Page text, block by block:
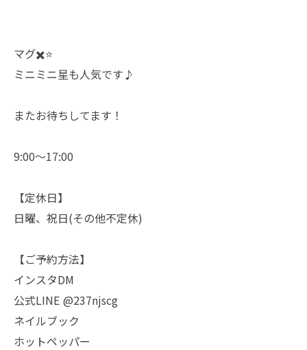
マグ✖️⭐️
ミニミニ星も人気です♪
またお待ちしてます！
9:00〜17:00
【定休日】
日曜、祝日(その他不定休)
【ご予約方法】
インスタDM
公式LINE @237njscg
ネイルブック
ホットペッパー